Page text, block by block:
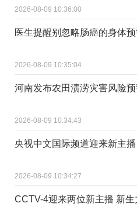
2026-08-09 10:36:00
医生提醒别忽略肠癌的身体
2026-08-09 10:35:04
河南发布农田渍涝灾害风险
2026-08-09 10:34:43
央视中文国际频道迎来新主
2026-08-09 10:34:27
CCTV-4迎来两位新主播 新生